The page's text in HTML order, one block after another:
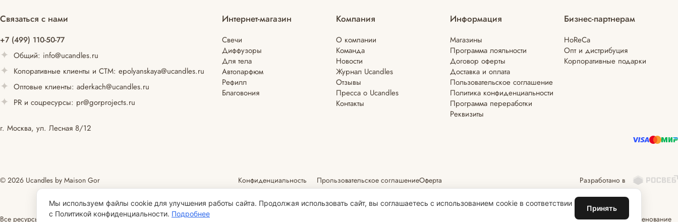
Связаться с нами
+7 (499) 110-50-77
Общий: info@ucandles.ru
Копоративные клиенты и СТМ: epolyanskaya@ucandles.ru
Оптовые клиенты: aderkach@ucandles.ru
PR и соцресурсы: pr@gorprojects.ru
г. Москва, ул. Лесная 8/12
Интернет-магазин
Свечи
Диффузоры
Для тела
Автопарфюм
Рефилл
Благовония
Компания
О компании
Команда
Новости
Журнал Ucandles
Отзывы
Пресса о Ucandles
Контакты
Информация
Магазины
Программа лояльности
Договор оферты
Доставка и оплата
Пользовательское соглашение
Политика конфиденциальности
Программа переработки
Реквизиты
Бизнес-партнерам
HoReCa
Опт и дистрибуция
Корпоративные подарки
© 2026 Ucandles by Maison Gor Конфиденциальность Прользовательское соглашениеОферта Разработано в
Все ресурсы сайта ucandles.ru, включая (но не ограничиваясь) текстовую, графическую, фотографическую и видео информацию, структуру, дизайн и оформление страниц, доменное имя, фирменное наименование
Мы используем файлы cookie для улучшения работы сайта. Продолжая использовать сайт, вы соглашаетесь с использованием cookie в соответствии
с Политикой конфиденциальности. Подробнее
Принять